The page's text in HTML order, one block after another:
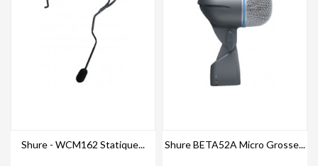
Shure - WCM162 Statique... Shure BETA52A Micro Grosse...